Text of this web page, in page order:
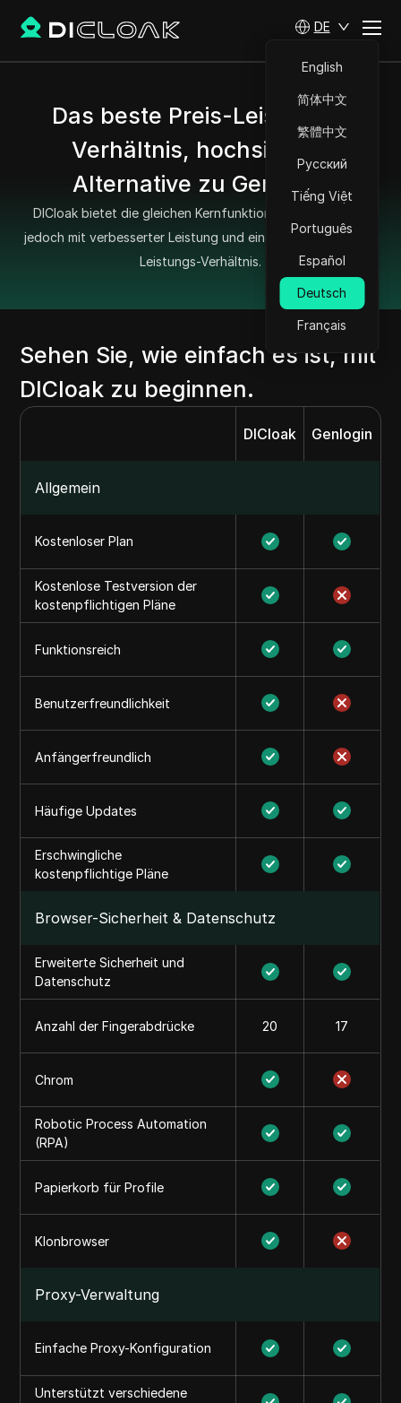
DE
English
简体中文
繁體中文
Русский
Tiếng Việt
Português
Español
Deutsch
Français
Das beste Preis-Leistungs-
Verhältnis, hochsichere
Alternative zu Genlogin
DICloak bietet die gleichen Kernfunktionen wie Genlogin,
jedoch mit verbesserter Leistung und einem besseren Preis-
Leistungs-Verhältnis.
Sehen Sie, wie einfach es ist, mit
DICloak zu beginnen.
DICloak Genlogin
Allgemein
Kostenloser Plan
Kostenlose Testversion der
kostenpflichtigen Pläne
Funktionsreich
Benutzerfreundlichkeit
Anfängerfreundlich
Häufige Updates
Erschwingliche
kostenpflichtige Pläne
Browser-Sicherheit & Datenschutz
Erweiterte Sicherheit und
Datenschutz
Anzahl der Fingerabdrücke 20 17
Chrom
Robotic Process Automation
(RPA)
Papierkorb für Profile
Klonbrowser
Proxy-Verwaltung
Einfache Proxy-Konfiguration
Unterstützt verschiedene